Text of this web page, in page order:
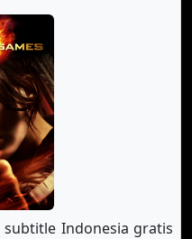
subtitle Indonesia gratis